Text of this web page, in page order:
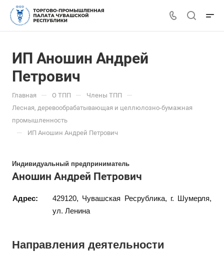
ИП Аношин Андрей
Петрович
Главная — О ТПП — Члены ТПП —
Лесная, деревообрабатывающая и целлюлозно-бумажная
промышленность
— ИП Аношин Андрей Петрович
Индивидуальный предприниматель
Аношин Андрей Петрович
Адрес:
429120, Чувашская Ресрублика, г. Шумерля,
ул. Ленина
Направления деятельности